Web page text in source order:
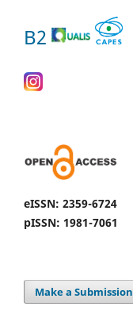
B2
eISSN: 2359-6724
pISSN: 1981-7061
Make a Submission